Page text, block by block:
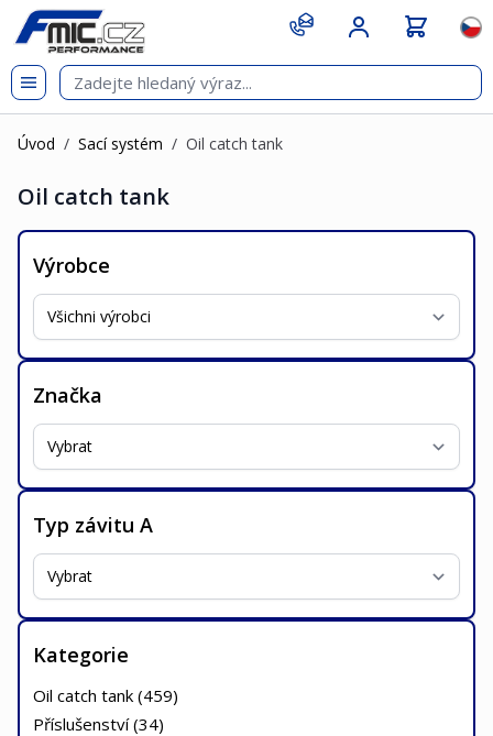
Přejít na obsah
git s
Úvod / Sací systém / Oil catch tank
Oil catch tank
Výrobce
Značka
Typ závitu A
Kategorie
Oil catch tank (459)
Příslušenství (34)